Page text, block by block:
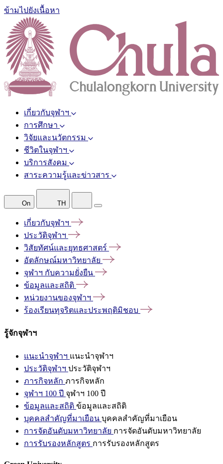
ข้ามไปยังเนื้อหา
เกี่ยวกับจุฬาฯ
การศึกษา
วิจัยและนวัตกรรม
ชีวิตในจุฬาฯ
บริการสังคม
สาระความรู้และข่าวสาร
On TH
เกี่ยวกับจุฬาฯ
ประวัติจุฬาฯ
วิสัยทัศน์และยุทธศาสตร์
อัตลักษณ์มหาวิทยาลัย
จุฬาฯ กับความยั่งยืน
ข้อมูลและสถิติ
หน่วยงานของจุฬาฯ
ร้องเรียนทุจริตและประพฤติมิชอบ
รู้จักจุฬาฯ
แนะนำจุฬาฯ แนะนำจุฬาฯ
ประวัติจุฬาฯ ประวัติจุฬาฯ
ภารกิจหลัก ภารกิจหลัก
จุฬาฯ 100 ปี จุฬาฯ 100 ปี
ข้อมูลและสถิติ ข้อมูลและสถิติ
บุคคลสำคัญที่มาเยือน บุคคลสำคัญที่มาเยือน
การจัดอันดับมหาวิทยาลัย การจัดอันดับมหาวิทยาลัย
การรับรองหลักสูตร การรับรองหลักสูตร